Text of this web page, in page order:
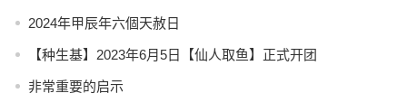
2024年甲辰年六個天赦日
【种生基】2023年6月5日【仙人取鱼】正式开团
非常重要的启示